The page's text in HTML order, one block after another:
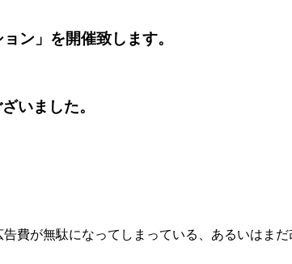
ン」を開催致します。
いました。
費が無駄になってしまっている、あるいはま